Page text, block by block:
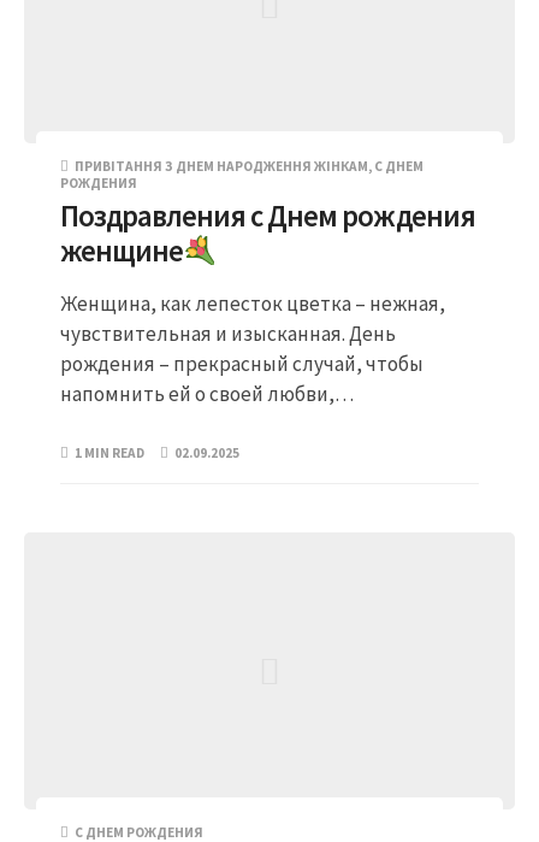
ПРИВІТАННЯ З ДНЕМ НАРОДЖЕННЯ ЖІНКАМ, С ДНЕМ
РОЖДЕНИЯ
Поздравления с Днем рождения
женщине
Женщина, как лепесток цветка – нежная,
чувствительная и изысканная. День
рождения – прекрасный случай, чтобы
напомнить ей о своей любви,…
1 MIN READ 02.09.2025
С ДНЕМ РОЖДЕНИЯ